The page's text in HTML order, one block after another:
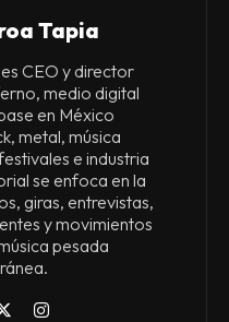
Tapia
CEO y director
medio digital
en México
metal, música
e industria
se enfoca en la
giras, entrevistas,
y movimientos
pesada